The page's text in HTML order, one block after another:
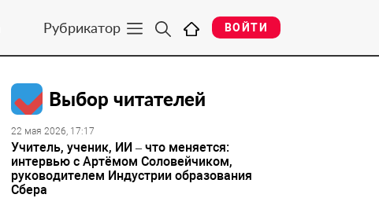
Рубрикатор ВОЙТИ
Выбор читателей
22 мая 2026, 17:17
Учитель, ученик, ИИ – что меняется:
интервью с Артёмом Соловейчиком,
руководителем Индустрии образования
Сбера